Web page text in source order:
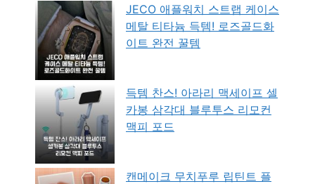
JECO 애플워치 스트랩 케이스
메탈 티타늄 득템! 로즈골드화
이트 완전 꿀템
득템 찬스! 아라리 맥세이프 셀
카봉 삼각대 블루투스 리모컨
맥피 포드
캔메이크 무치푸루 립틴트 플